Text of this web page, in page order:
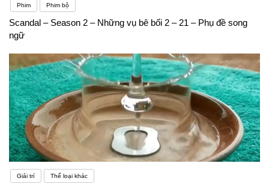
Phim Phim bộ
Scandal – Season 2 – Những vụ bê bối 2 – 21 – Phụ đề song
ngữ
Giải trí Thể loại khác